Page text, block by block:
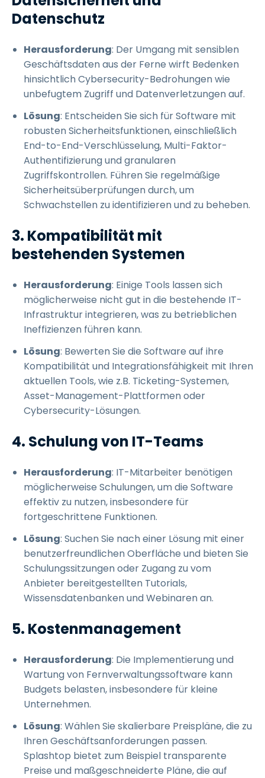
Datenschutz
Herausforderung: Der Umgang mit sensiblen
Geschäftsdaten aus der Ferne wirft Bedenken
hinsichtlich Cybersecurity-Bedrohungen wie
unbefugtem Zugriff und Datenverletzungen auf.
Lösung: Entscheiden Sie sich für Software mit
robusten Sicherheitsfunktionen, einschließlich
End-to-End-Verschlüsselung, Multi-Faktor-
Authentifizierung und granularen
Zugriffskontrollen. Führen Sie regelmäßige
Sicherheitsüberprüfungen durch, um
Schwachstellen zu identifizieren und zu beheben.
3. Kompatibilität mit
bestehenden Systemen
Herausforderung: Einige Tools lassen sich
möglicherweise nicht gut in die bestehende IT-
Infrastruktur integrieren, was zu betrieblichen
Ineffizienzen führen kann.
Lösung: Bewerten Sie die Software auf ihre
Kompatibilität und Integrationsfähigkeit mit Ihren
aktuellen Tools, wie z.B. Ticketing-Systemen,
Asset-Management-Plattformen oder
Cybersecurity-Lösungen.
4. Schulung von IT-Teams
Herausforderung: IT-Mitarbeiter benötigen
möglicherweise Schulungen, um die Software
effektiv zu nutzen, insbesondere für
fortgeschrittene Funktionen.
Lösung: Suchen Sie nach einer Lösung mit einer
benutzerfreundlichen Oberfläche und bieten Sie
Schulungssitzungen oder Zugang zu vom
Anbieter bereitgestellten Tutorials,
Wissensdatenbanken und Webinaren an.
5. Kostenmanagement
Herausforderung: Die Implementierung und
Wartung von Fernverwaltungssoftware kann
Budgets belasten, insbesondere für kleine
Unternehmen.
Lösung: Wählen Sie skalierbare Preispläne, die zu
Ihren Geschäftsanforderungen passen.
Splashtop bietet zum Beispiel transparente
Preise und maßgeschneiderte Pläne, die auf